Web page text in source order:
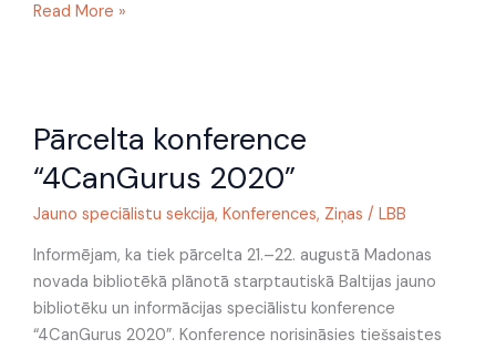
Read More »
Pārcelta konference
“4CanGurus 2020”
Jauno speciālistu sekcija, Konferences, Ziņas / LBB
Informējam, ka tiek pārcelta 21.–22. augustā Madonas
novada bibliotēkā plānotā starptautiskā Baltijas jauno
bibliotēku un informācijas speciālistu konference
“4CanGurus 2020”. Konference norisināsies tiešsaistes
konference
2020”